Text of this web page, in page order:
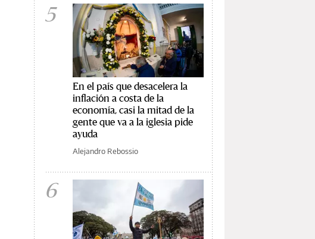
5
En el país que desacelera la
inflación a costa de la
economía, casi la mitad de la
gente que va a la iglesia pide
ayuda
Alejandro Rebossio
6